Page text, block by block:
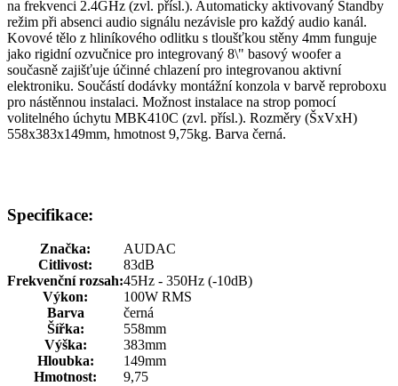
na frekvenci 2.4GHz (zvl. přísl.). Automaticky aktivovaný Standby
režim při absenci audio signálu nezávisle pro každý audio kanál.
Kovové tělo z hliníkového odlitku s tloušťkou stěny 4mm funguje
jako rigidní ozvučnice pro integrovaný 8\" basový woofer a
současně zajišťuje účinné chlazení pro integrovanou aktivní
elektroniku. Součástí dodávky montážní konzola v barvě reproboxu
pro nástěnnou instalaci. Možnost instalace na strop pomocí
volitelného úchytu MBK410C (zvl. přísl.). Rozměry (ŠxVxH)
558x383x149mm, hmotnost 9,75kg. Barva černá.
Specifikace:
Značka:
AUDAC
Citlivost:
83dB
Frekvenční rozsah:45Hz - 350Hz (-10dB)
Výkon:
100W RMS
Barva
černá
Šířka:
558mm
Výška:
383mm
Hloubka:
149mm
Hmotnost:
9,75